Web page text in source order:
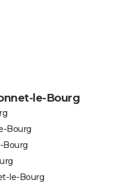
le-Bourg
Bourg
Bourg
le-Bourg